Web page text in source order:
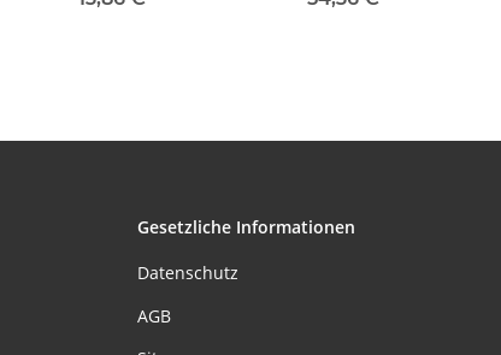
Gesetzliche Informationen
Datenschutz
AGB